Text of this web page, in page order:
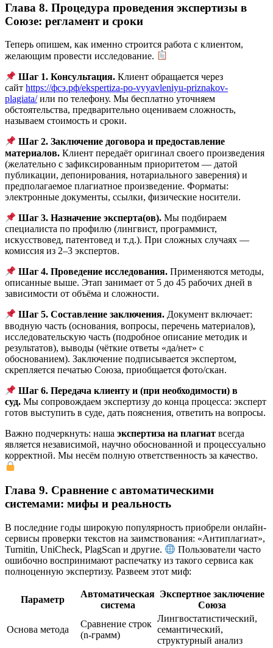
Глава 8. Процедура проведения экспертизы в
Союзе: регламент и сроки
Теперь опишем, как именно строится работа с клиентом,
желающим провести исследование.
Шаг 1. Консультация. Клиент обращается через
сайт https://фсэ.рф/ekspertiza-po-vyyavleniyu-priznakov-
plagiata/или по телефону. Мы бесплатно уточняем
обстоятельства, предварительно оцениваем сложность,
называем стоимость и сроки.
Шаг 2. Заключение договора и предоставление
материалов. Клиент передаёт оригинал своего произведения
(желательно с зафиксированным приоритетом — датой
публикации, депонирования, нотариального заверения) и
предполагаемое плагиатное произведение. Форматы:
электронные документы, ссылки, физические носители.
Шаг 3. Назначение эксперта(ов). Мы подбираем
специалиста по профилю (лингвист, программист,
искусствовед, патентовед и т.д.). При сложных случаях —
комиссия из 2–3 экспертов.
Шаг 4. Проведение исследования. Применяются методы,
описанные выше. Этап занимает от 5 до 45 рабочих дней в
зависимости от объёма и сложности.
Шаг 5. Составление заключения. Документ включает:
вводную часть (основания, вопросы, перечень материалов),
исследовательскую часть (подробное описание методик и
результатов), выводы (чёткие ответы «да/нет» с
обоснованием). Заключение подписывается экспертом,
скрепляется печатью Союза, приобщается фото/скан.
Шаг 6. Передача клиенту и (при необходимости) в
суд. Мы сопровождаем экспертизу до конца процесса: эксперт
готов выступить в суде, дать пояснения, ответить на вопросы.
Важно подчеркнуть: наша экспертиза на плагиат всегда
является независимой, научно обоснованной и процессуально
корректной. Мы несём полную ответственность за качество.
Глава 9. Сравнение с автоматическими
системами: мифы и реальность
В последние годы широкую популярность приобрели онлайн-
сервисы проверки текстов на заимствования: «Антиплагиат»,
Turnitin, UniCheck, PlagScan и другие.
Пользователи часто
ошибочно воспринимают распечатку из такого сервиса как
полноценную экспертизу. Развеем этот миф:
Параметр
Автоматическая
система
Экспертное заключение
Союза
Основа метода
Сравнение строк
(n-грамм)
Лингвостатистический,
семантический,
структурный анализ